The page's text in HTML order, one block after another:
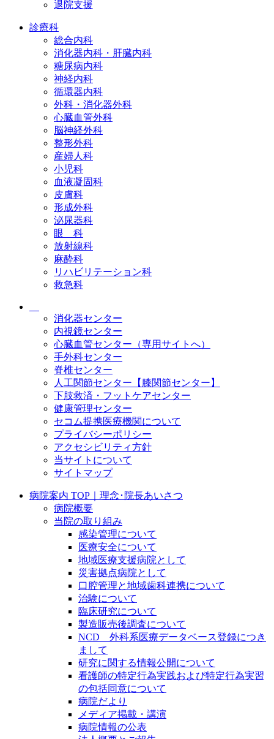
退院支援
診療科
総合内科
消化器内科・肝臓内科
糖尿病内科
神経内科
循環器内科
外科・消化器外科
心臓血管外科
脳神経外科
整形外科
産婦人科
小児科
血液凝固科
皮膚科
形成外科
泌尿器科
眼 科
放射線科
麻酔科
リハビリテーション科
救急科
消化器センター
内視鏡センター
心臓血管センター（専用サイトへ）
手外科センター
脊椎センター
人工関節センター【膝関節センター】
下肢救済・フットケアセンター
健康管理センター
セコム提携医療機関について
プライバシーポリシー
アクセシビリティ方針
当サイトについて
サイトマップ
病院案内 TOP｜理念･院長あいさつ
病院概要
当院の取り組み
感染管理について
医療安全について
地域医療支援病院として
災害拠点病院として
口腔管理と地域歯科連携について
治験について
臨床研究について
製造販売後調査について
NCD 外科系医療データベース登録につき
まして
研究に関する情報公開について
看護師の特定行為実践および特定行為実習
の包括同意について
病院だより
メディア掲載・講演
病院情報の公表